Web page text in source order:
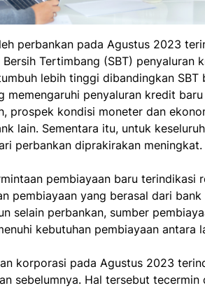
perbankan pada Agustus 2023
Tertimbang (SBT) penyaluran
lebih tinggi dibandingkan SBT
memengaruhi penyaluran kredit
prospek kondisi moneter dan
lain. Sementara itu, untuk
perbankan diprakirakan meningkat.
pembiayaan baru terindikasi
pembiayaan yang berasal dari
selain perbankan, sumber
kebutuhan pembiayaan antara
korporasi pada Agustus 2023
sebelumnya. Hal tersebut